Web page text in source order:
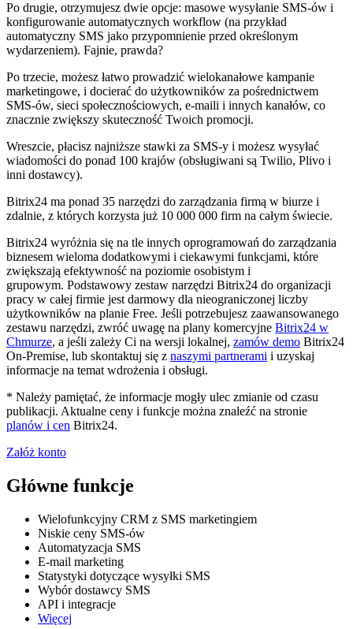
Po drugie, otrzymujesz dwie opcje: masowe wysyłanie SMS-ów i
konfigurowanie automatycznych workflow (na przykład
automatyczny SMS jako przypomnienie przed określonym
wydarzeniem). Fajnie, prawda?
Po trzecie, możesz łatwo prowadzić wielokanałowe kampanie
marketingowe, i docierać do użytkowników za pośrednictwem
SMS-ów, sieci społecznościowych, e-maili i innych kanałów, co
znacznie zwiększy skuteczność Twoich promocji.
Wreszcie, płacisz najniższe stawki za SMS-y i możesz wysyłać
wiadomości do ponad 100 krajów (obsługiwani są Twilio, Plivo i
inni dostawcy).
Bitrix24 ma ponad 35 narzędzi do zarządzania firmą w biurze i
zdalnie, z których korzysta już 10 000 000 firm na całym świecie.
Bitrix24 wyróżnia się na tle innych oprogramowań do zarządzania
biznesem wieloma dodatkowymi i ciekawymi funkcjami, które
zwiększają efektywność na poziomie osobistym i
grupowym. Podstawowy zestaw narzędzi Bitrix24 do organizacji
pracy w całej firmie jest darmowy dla nieograniczonej liczby
użytkowników na planie Free. Jeśli potrzebujesz zaawansowanego
zestawu narzędzi, zwróć uwagę na plany komercyjne Bitrix24 w
Chmurze, a jeśli zależy Ci na wersji lokalnej, zamów demo Bitrix24
On-Premise, lub skontaktuj się z naszymi partnerami i uzyskaj
informacje na temat wdrożenia i obsługi.
* Należy pamiętać, że informacje mogły ulec zmianie od czasu
publikacji. Aktualne ceny i funkcje można znaleźć na stronie
planów i cen Bitrix24.
Załóż konto
Główne funkcje
Wielofunkcyjny CRM z SMS marketingiem
Niskie ceny SMS-ów
Automatyzacja SMS
E-mail marketing
Statystyki dotyczące wysyłki SMS
Wybór dostawcy SMS
API i integracje
Więcej